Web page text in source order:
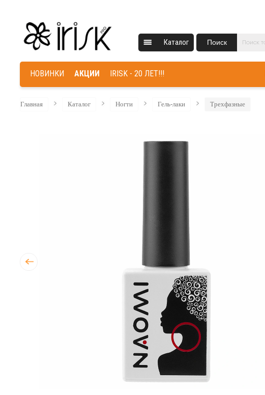
Каталог Поиск
НОВИНКИ АКЦИИ IRISK - 20 ЛЕТ!!!
Главная Каталог Ногти Гель-лаки Трехфазные